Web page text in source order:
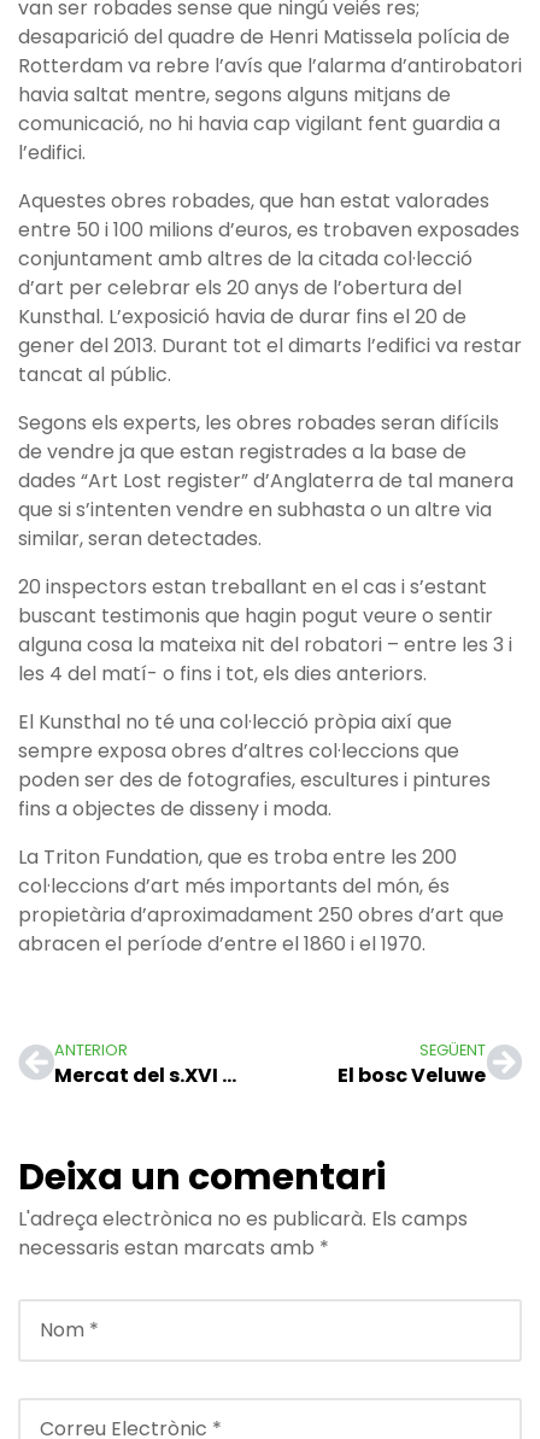
van ser robades sense que ningú veiés res;
desaparició del quadre de Henri Matissela polícia de
Rotterdam va rebre l’avís que l’alarma d’antirobatori
havia saltat mentre, segons alguns mitjans de
comunicació, no hi havia cap vigilant fent guardia a
l’edifici.
Aquestes obres robades, que han estat valorades
entre 50 i 100 milions d’euros, es trobaven exposades
conjuntament amb altres de la citada col·lecció
d’art per celebrar els 20 anys de l’obertura del
Kunsthal. L’exposició havia de durar fins el 20 de
gener del 2013. Durant tot el dimarts l’edifici va restar
tancat al públic.
Segons els experts, les obres robades seran difícils
de vendre ja que estan registrades a la base de
dades “Art Lost register” d’Anglaterra de tal manera
que si s’intenten vendre en subhasta o un altre via
similar, seran detectades.
20 inspectors estan treballant en el cas i s’estant
buscant testimonis que hagin pogut veure o sentir
alguna cosa la mateixa nit del robatori – entre les 3 i
les 4 del matí- o fins i tot, els dies anteriors.
El Kunsthal no té una col·lecció pròpia així que
sempre exposa obres d’altres col·leccions que
poden ser des de fotografies, escultures i pintures
fins a objectes de disseny i moda.
La Triton Fundation, que es troba entre les 200
col·leccions d’art més importants del món, és
propietària d’aproximadament 250 obres d’art que
abracen el període d’entre el 1860 i el 1970.
ANTERIOR
Mercat del s.XVI a Alkmaar
SEGÜENT
El bosc Veluwe
Deixa un comentari
L'adreça electrònica no es publicarà. Els camps
necessaris estan marcats amb *